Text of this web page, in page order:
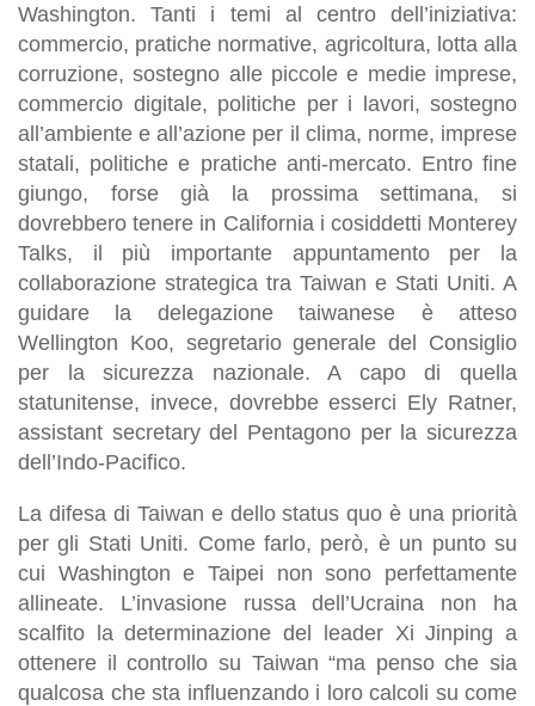
Washington. Tanti i temi al centro dell’iniziativa:
commercio, pratiche normative, agricoltura, lotta alla
corruzione, sostegno alle piccole e medie imprese,
commercio digitale, politiche per i lavori, sostegno
all’ambiente e all’azione per il clima, norme, imprese
statali, politiche e pratiche anti-mercato. Entro fine
giungo, forse già la prossima settimana, si
dovrebbero tenere in California i cosiddetti Monterey
Talks, il più importante appuntamento per la
collaborazione strategica tra Taiwan e Stati Uniti. A
guidare la delegazione taiwanese è atteso
Wellington Koo, segretario generale del Consiglio
per la sicurezza nazionale. A capo di quella
statunitense, invece, dovrebbe esserci Ely Ratner,
assistant secretary del Pentagono per la sicurezza
dell’Indo-Pacifico.
La difesa di Taiwan e dello status quo è una priorità
per gli Stati Uniti. Come farlo, però, è un punto su
cui Washington e Taipei non sono perfettamente
allineate. L’invasione russa dell’Ucraina non ha
scalfito la determinazione del leader Xi Jinping a
ottenere il controllo su Taiwan “ma penso che sia
qualcosa che sta influenzando i loro calcoli su come